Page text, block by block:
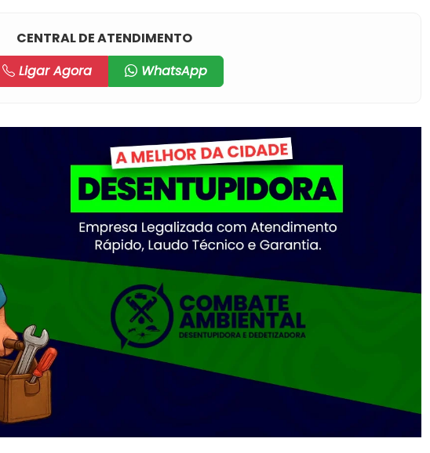
CENTRAL DE ATENDIMENTO
Ligar Agora
WhatsApp